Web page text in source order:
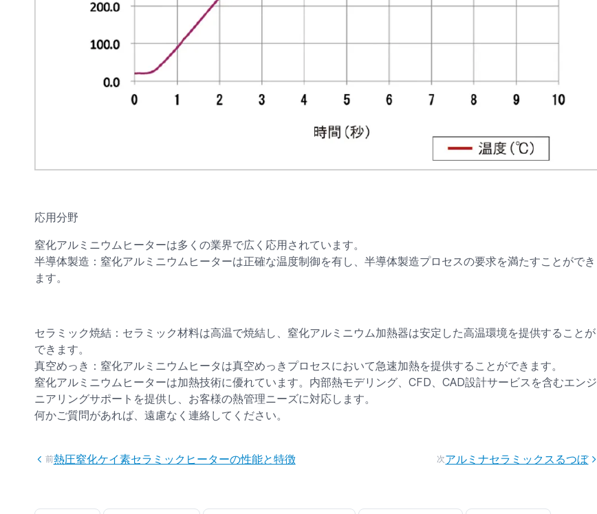
応用分野
窒化アルミニウムヒーターは多くの業界で広く応用されています。
半導体製造：窒化アルミニウムヒーターは正確な温度制御を有し、半導体製造プロセスの要求を満たすことができ
ます。
セラミック焼結：セラミック材料は高温で焼結し、窒化アルミニウム加熱器は安定した高温環境を提供することが
できます。
真空めっき：窒化アルミニウムヒータは真空めっきプロセスにおいて急速加熱を提供することができます。
窒化アルミニウムヒーターは加熱技術に優れています。内部熱モデリング、CFD、CAD設計サービスを含むエンジ
ニアリングサポートを提供し、お客様の熱管理ニーズに対応します。
何かご質問があれば、遠慮なく連絡してください。
前熱圧窒化ケイ素セラミックヒーターの性能と特徴 次アルミナセラミックスるつぼ